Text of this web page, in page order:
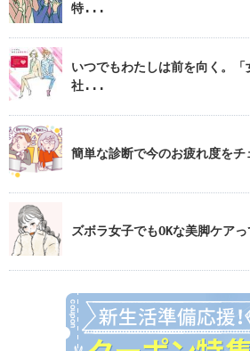
特...
いつでもわたしは前を向く。
社...
簡単な診断で今のお疲れ度をチ
ズボラ女子でもOKな美脚ケアっ